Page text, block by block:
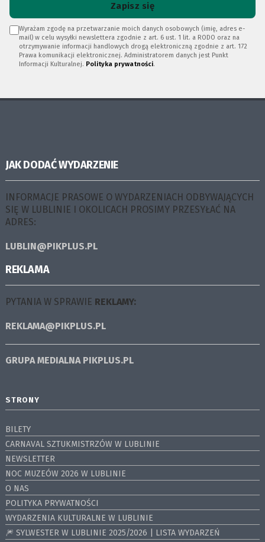
Zapisz się
Wyrażam zgodę na przetwarzanie moich danych osobowych (imię, adres e-
mail) w celu wysyłki newslettera zgodnie z art. 6 ust. 1 lit. a RODO oraz na
otrzymywanie informacji handlowych drogą elektroniczną zgodnie z art. 172
Prawa komunikacji elektronicznej. Administratorem danych jest Punkt
Informacji Kulturalnej. Polityka prywatności.
JAK DODAĆ WYDARZENIE
INFORMACJE PRASOWE O WYDARZENIACH ODBYWAJĄCYCH
SIĘ W LUBLINIE I OKOLICACH PROSIMY PRZESYŁAĆ NA
ADRES:
LUBLIN@PIKPLUS.PL
REKLAMA
PYTANIA W SPRAWIE REKLAMY:
REKLAMA@PIKPLUS.PL
GRUPA MEDIALNA PIKPLUS.PL
STRONY
BILETY
CARNAVAL SZTUKMISTRZÓW W LUBLINIE
NEWSLETTER
NOC MUZEÓW 2026 W LUBLINIE
O NAS
POLITYKA PRYWATNOŚCI
WYDARZENIA KULTURALNE W LUBLINIE
🎆 SYLWESTER W LUBLINIE 2025/2026 | LISTA WYDARZEŃ